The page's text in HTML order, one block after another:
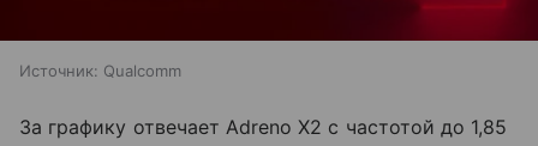
Источник: Qualcomm
За графику отвечает Adreno X2 с частотой до 1,85